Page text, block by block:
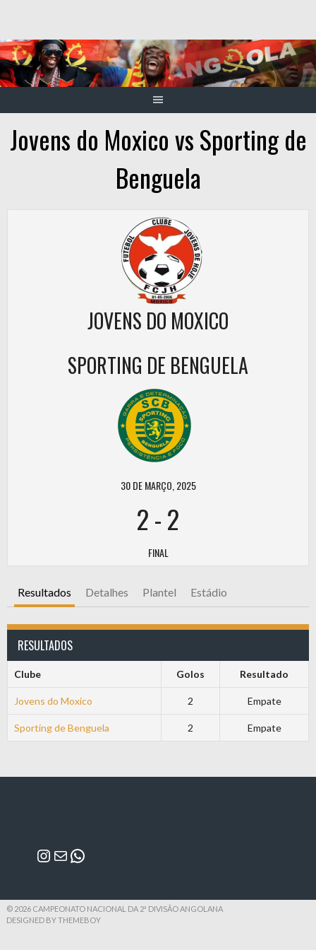
content
Jovens do Moxico vs Sporting de
Benguela
JOVENS DO MOXICO
SPORTING DE BENGUELA
30 DE MARÇO, 2025
2-2
FINAL
Resultados Detalhes Plantel Estádio
RESULTADOS
Clube Golos Resultado
Jovens do Moxico 2 Empate
Sporting de Benguela 2 Empate
Instagram
MailWhatsApp
© 2026 CAMPEONATO NACIONAL DA 2ª DIVISÃO ANGOLANA
DESIGNED BY THEMEBOY